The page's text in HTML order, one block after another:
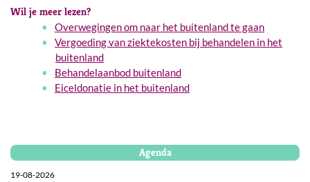
Wil je meer lezen?
Overwegingen om naar het buitenland te gaan
Vergoeding van ziektekosten bij behandelen in het
buitenland
Behandelaanbod buitenland
Eiceldonatie in het buitenland
Agenda
19-08-2026